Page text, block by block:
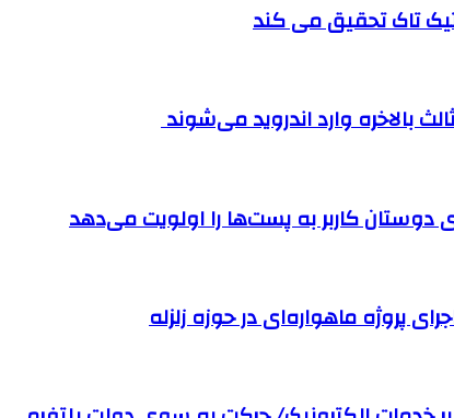
تیک تاک تحقیق می کند
بالاخره وارد اندروید می‌شوند
دوستان کاربر به پست‌ها را اولویت می‌دهد
پروژه ماهواره‌ای در حوزه زلزله